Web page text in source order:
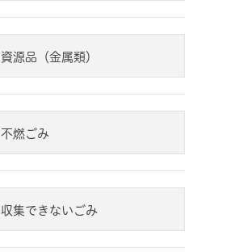
資源品（金属類）
不燃ごみ
収集できないごみ